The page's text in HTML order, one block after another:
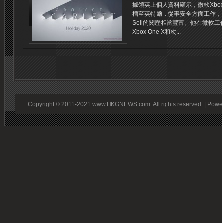
據領英上個人資料顯示，微軟
槽至英特爾，從事安全方面工作
Sell的閱歷相當豐富。他在微軟
Xbox One X和次...
Copyright © 2011-2021 www.HKGNEWS.com. All rights reserved. |